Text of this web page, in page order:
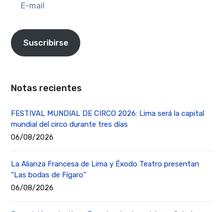
mail
Suscribirse
Notas recientes
FESTIVAL MUNDIAL DE CIRCO 2026: Lima será la capital
mundial del circo durante tres días
06/08/2026
La Alianza Francesa de Lima y Éxodo Teatro presentan
“Las bodas de Fígaro”
06/08/2026